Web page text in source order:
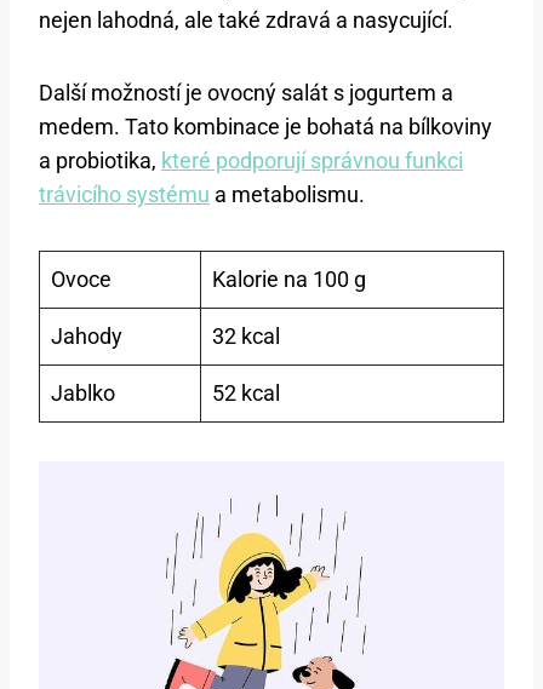
nejen lahodná, ale také zdravá a nasycující.
Další možností je ovocný salát s jogurtem a
medem. Tato kombinace je bohatá na bílkoviny
a probiotika, které podporují správnou funkci
trávicího systému a metabolismu.
Ovoce Kalorie na 100 g
Jahody 32 kcal
Jablko 52 kcal